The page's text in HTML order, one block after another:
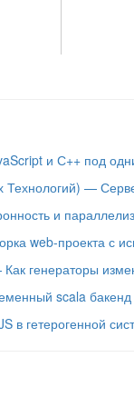
и С++ под
—
и
web-проекта с
генераторы
scala бакенд
в гетерогенной